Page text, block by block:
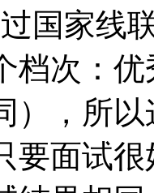
国家线
档次：
），所
要面试